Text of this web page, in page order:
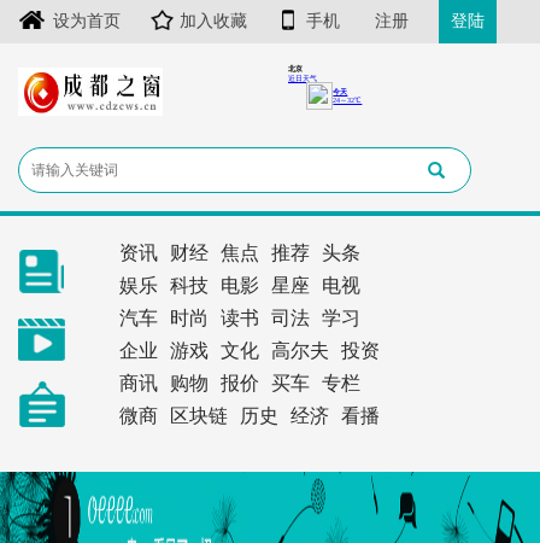
设为首页 加入收藏 手机 注册 登陆
资讯 财经 焦点 推荐
头条
娱乐
科技 电影 星座
电视
汽车
时尚 读书 司法
学习
企业
游戏 文化 高尔夫
投资
商讯
购物 报价 买车
专栏
微商
区块链 历史 经济 看播